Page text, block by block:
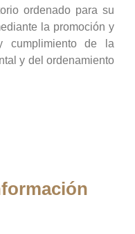
ordenado para su
la promoción y
cumplimiento de la
y del ordenamiento